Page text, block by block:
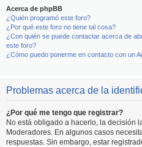
Acerca de phpBB
¿Quién programó este foro?
¿Por qué este foro no tiene tal cosa?
¿Con quién se puede contactar acerca de
este foro?
¿Cómo puedo ponerme en contacto con un
Problemas acerca de la
¿Por qué me tengo que registrar?
No está obligado a hacerlo, la decisión
Moderadores. En algunos casos
respuestas. Sin embargo, estar